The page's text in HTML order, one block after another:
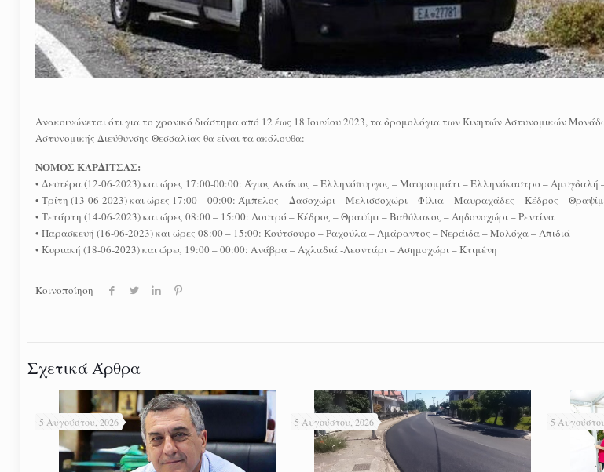
Ανακοινώνεται ότι για το χρονικό διάστημα από 12 έως 18 Ιουνίου 2023, τα δρομολόγια των Κινητών Αστυνομικών
Αστυνομικής Διεύθυνσης Θεσσαλίας θα είναι τα ακόλουθα:
ΝΟΜΟΣ ΚΑΡΔΙΤΣΑΣ:
• Δευτέρα (12-06-2023) και ώρες 17:00-00:00: Άγιος Ακάκιος – Ελληνόπυργος – Μαυρομμάτι – Ελληνόκαστρο – Αμυγδαλή
• Τρίτη (13-06-2023) και ώρες 17:00 – 00:00: Άμπελος – Δασοχώρι – Μελισσοχώρι – Φίλια – Μαυραχάδες – Κέδρος –
• Τετάρτη (14-06-2023) και ώρες 08:00 – 15:00: Λουτρό – Κέδρος – Θραψίμι – Βαθύλακος – Αηδονοχώρι – Ρεντίνα
• Παρασκευή (16-06-2023) και ώρες 08:00 – 15:00: Κούτσουρο – Ραχούλα – Αμάραντος – Νεράιδα – Μολόχα – Απιδιά
• Κυριακή (18-06-2023) και ώρες 19:00 – 00:00: Ανάβρα – Αχλαδιά -Λεοντάρι – Ασημοχώρι – Κτιμένη
Κοινοποίηση
Σχετικά Άρθρα
5 Αυγούστου, 2026 5 Αυγούστου, 2026 5